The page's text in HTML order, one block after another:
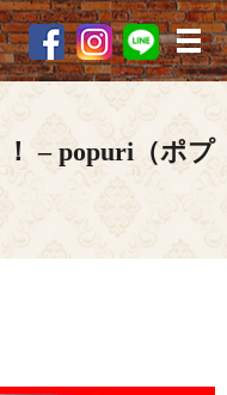
メ
– popuri（ポプ